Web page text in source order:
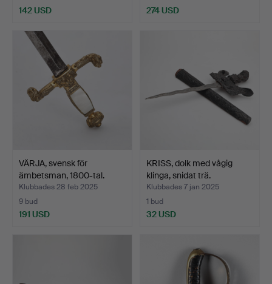
142 USD 274 USD
VÄRJA, svensk för
ämbetsman, 1800-tal.
Klubbades 28 feb 2025
9 bud
191 USD
KRISS, dolk med vågig
klinga, snidat trä.
Klubbades 7 jan 2025
1 bud
32 USD